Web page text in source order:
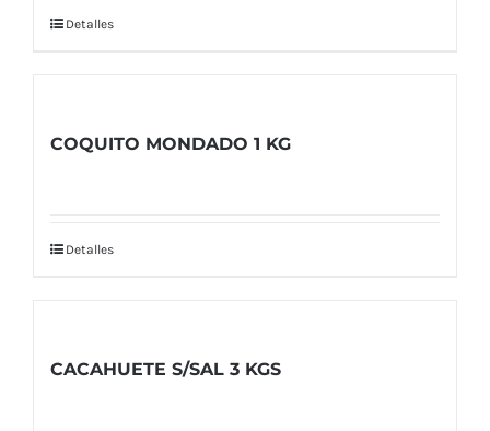
Detalles
COQUITO MONDADO 1 KG
Detalles
CACAHUETE S/SAL 3 KGS